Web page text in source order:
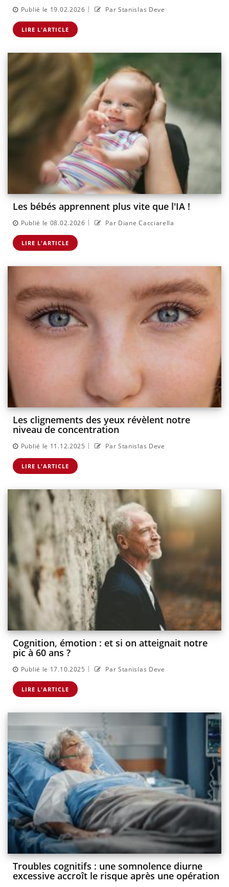
Publié le 19.02.2026 | Par Stanislas Deve
LIRE L'ARTICLE
Les bébés apprennent plus vite que l'IA !
Publié le 08.02.2026 | Par Diane Cacciarella
LIRE L'ARTICLE
Les clignements des yeux révèlent notre
niveau de concentration
Publié le 11.12.2025 | Par Stanislas Deve
LIRE L'ARTICLE
Cognition, émotion : et si on atteignait notre
pic à 60 ans ?
Publié le 17.10.2025 | Par Stanislas Deve
LIRE L'ARTICLE
Troubles cognitifs : une somnolence diurne
excessive accroît le risque après une opération